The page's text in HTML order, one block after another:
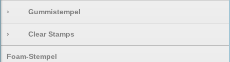
› Gummistempel
› Clear Stamps
Foam-Stempel